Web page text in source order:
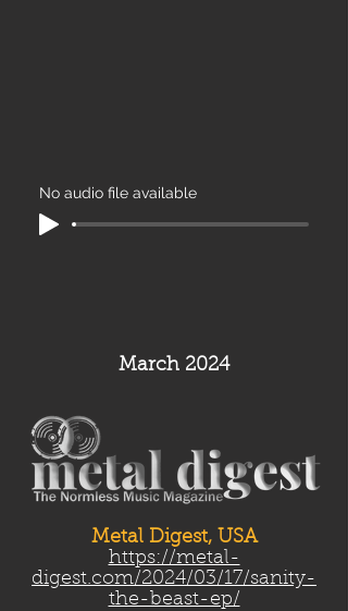
No audio file available
March 2024
Metal Digest, USA
https://metal-
digest.com/2024/03/17/sanity-
the-beast-ep/